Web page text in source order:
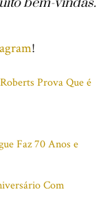
!
Prova Que é
Faz 70 Anos e
Com